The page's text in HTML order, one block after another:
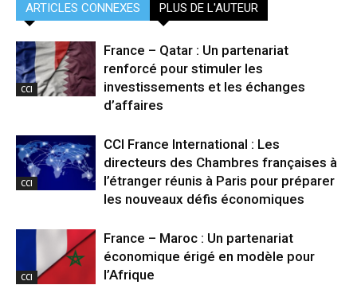
ARTICLES CONNEXES PLUS DE L'AUTEUR
CCI
France – Qatar : Un partenariat
renforcé pour stimuler les
investissements et les échanges
d’affaires
CCI
CCI France International : Les
directeurs des Chambres françaises à
l’étranger réunis à Paris pour préparer
les nouveaux défis économiques
CCI
France – Maroc : Un partenariat
économique érigé en modèle pour
l’Afrique